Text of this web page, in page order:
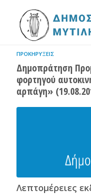
ΠΡΟΚΗΡΎΞΕΙΣ
Δημοπράτηση
φορτηγού
αρπάγη»
Λεπτομέρειες